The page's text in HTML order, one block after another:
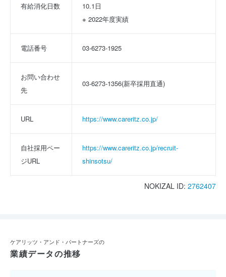
有給消化日数
10.1日
※ 2022年度実績
電話番号 03-6273-1925
お問い合わせ
先
03-6273-1356(新卒採用直通)
URL https://www.careritz.co.jp/
自社採用ペー
ジURL
https://www.careritz.co.jp/recruit-
shinsotsu/
NOKIZAL ID: 2762407
ケアリッツ・アンド・パートナーズの
業績データの推移